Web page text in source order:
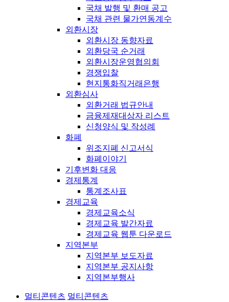
국채 발행 및 환매 공고
국채 관련 물가연동계수
외환시장
외환시장 동향자료
외환당국 순거래
외환시장운영협의회
경쟁입찰
현지통화직거래은행
외환심사
외환거래 법규안내
금융제재대상자 리스트
신청양식 및 작성례
화폐
위조지폐 신고서식
화폐이야기
기후변화 대응
경제통계
통계조사표
경제교육
경제교육소식
경제교육 발간자료
경제교육 웹툰 다운로드
지역본부
지역본부 보도자료
지역본부 공지사항
지역본부행사
멀티콘텐츠 멀티콘텐츠